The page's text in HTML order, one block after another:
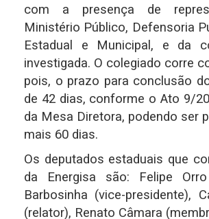
com a presença de
Ministério Público, Defensoria
Estadual e Municipal, e da
investigada. O colegiado corre
pois, o prazo para conclusão
de 42 dias, conforme o Ato 9/
da Mesa Diretora, podendo ser
mais 60 dias.
Os deputados estaduais que
da Energisa são: Felipe Orro
Barbosinha (vice-presidente),
(relator), Renato Câmara